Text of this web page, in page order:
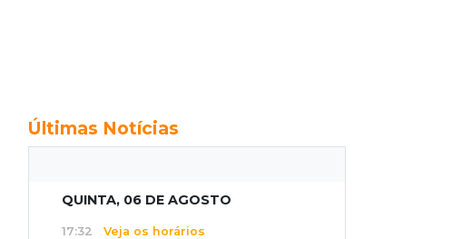
Últimas Notícias
QUINTA, 06 DE AGOSTO
17:32 Veja os horários